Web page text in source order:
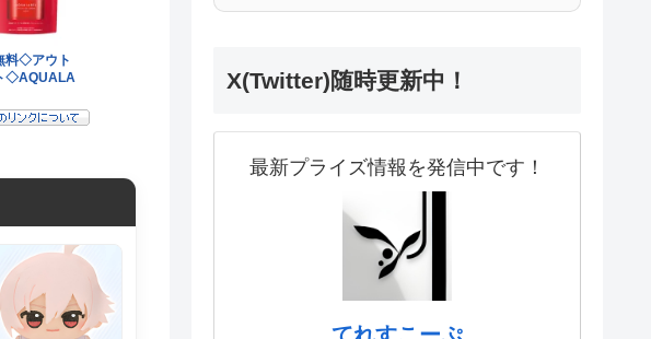
X(Twitter)随時更新中！
最新プライズ情報を発信中です！